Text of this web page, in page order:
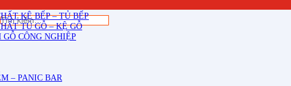
KỆ BẾP – TỦ BẾP
TỦ GỖ – KỆ GỖ
GỖ CÔNG NGHIỆP
– PANIC BAR
Tìm
kiếm: